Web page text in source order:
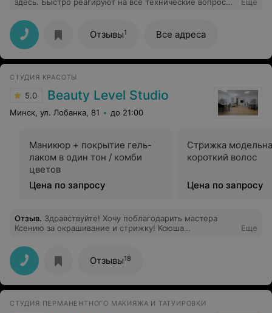
не возвращать ни в коем случае. Очень разочарована.
сама видела, что гель совсем не сохнет и
неоднократно в процессе шлифовала и убирала
пузыри.
сервис на высоте.
Отзывы1 Все адреса
СТУДИЯ КРАСОТЫ
5.0 Beauty Level Studio
Минск, ул. Лобанка, 81 до 21:00
Маникюр + покрытие гель-
лаком в один тон / комби
цветов
Цена по запросу
Стрижка
короткий волос
Цена по запросу
Отзыв. Здравствуйте! Хочу поблагодарить мастера
Ксению за окрашивание и стрижку! Ксюша
знает чего хочет
Еще
Отзывы18
СТУДИЯ ПЕРМАНЕНТНОГО МАКИЯЖА И ТАТУИРОВКИ